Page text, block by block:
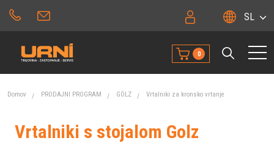
SL
0
Domov PRODAJNI PROGRAM GÖLZ Vrtalniki za kronsko vrtanje
Vrtalniki s stojalom Golz